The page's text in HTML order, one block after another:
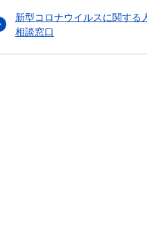
新型コロナウイルスに関する
相談窓口